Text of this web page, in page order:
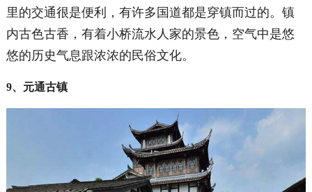
里的交通很是便利，有许多国道都是穿镇而过的。镇
内古色古香，有着小桥流水人家的景色，空气中是悠
悠的历史气息跟浓浓的民俗文化。
9、元通古镇